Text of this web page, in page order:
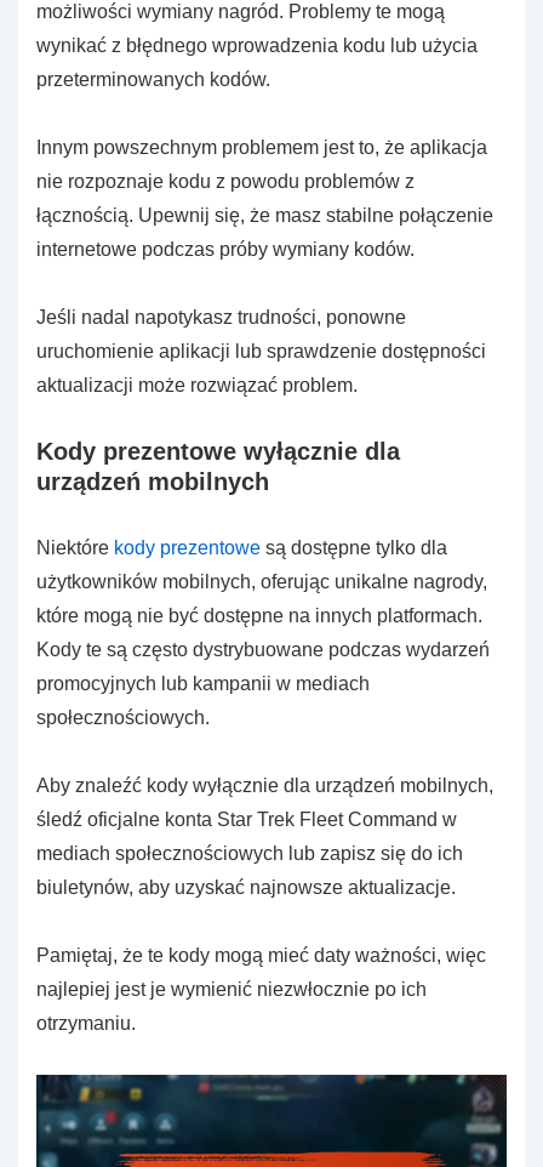
możliwości wymiany nagród. Problemy te mogą
wynikać z błędnego wprowadzenia kodu lub użycia
przeterminowanych kodów.
Innym powszechnym problemem jest to, że aplikacja
nie rozpoznaje kodu z powodu problemów z
łącznością. Upewnij się, że masz stabilne połączenie
internetowe podczas próby wymiany kodów.
Jeśli nadal napotykasz trudności, ponowne
uruchomienie aplikacji lub sprawdzenie dostępności
aktualizacji może rozwiązać problem.
Kody prezentowe wyłącznie dla
urządzeń mobilnych
Niektóre kody prezentowe są dostępne tylko dla
użytkowników mobilnych, oferując unikalne nagrody,
które mogą nie być dostępne na innych platformach.
Kody te są często dystrybuowane podczas wydarzeń
promocyjnych lub kampanii w mediach
społecznościowych.
Aby znaleźć kody wyłącznie dla urządzeń mobilnych,
śledź oficjalne konta Star Trek Fleet Command w
mediach społecznościowych lub zapisz się do ich
biuletynów, aby uzyskać najnowsze aktualizacje.
Pamiętaj, że te kody mogą mieć daty ważności, więc
najlepiej jest je wymienić niezwłocznie po ich
otrzymaniu.